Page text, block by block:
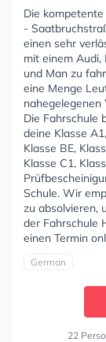
Die
-
einen sehr
mit einem Audi,
und Man zu
eine Menge
Die Fahrschule
deine Klasse
Klasse BE,
Klasse C1,
Schule. Wir
zu absolvieren,
der Fahrschule
einen Termin
German
22